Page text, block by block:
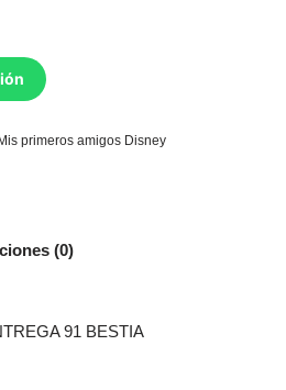
Mis primeros amigos Disney
(0)
91 BESTIA